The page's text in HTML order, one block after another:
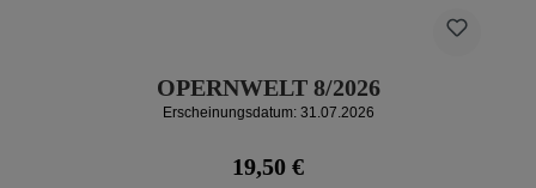
OPERNWELT 8/2026
Erscheinungsdatum: 31.07.2026
Regulärer Preis:
19,50 €